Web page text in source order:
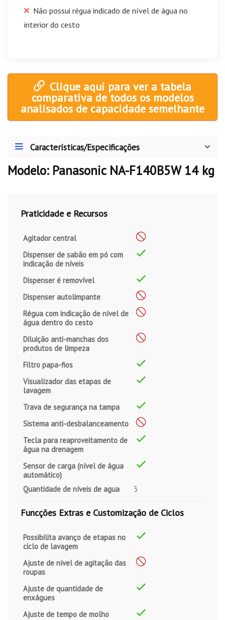
Não possui régua indicado de nível de água no
interior do cesto
Clique aqui para ver a tabela
comparativa de todos os modelos
analisados de capacidade semelhante
Características/Especificações
Modelo: Panasonic NA-F140B5W 14 kg
Praticidade e Recursos
Agitador central
Dispenser de sabão em pó com
indicação de níveis
Dispenser é removível
Dispenser autolimpante
Régua com indicação de nível de
água dentro do cesto
Diluição anti-manchas dos
produtos de limpeza
Filtro papa-fios
Visualizador das etapas de
lavagem
Trava de segurança na tampa
Sistema anti-desbalanceamento
Tecla para reaproveitamento de
água na drenagem
Sensor de carga (nível de água
automático)
Quantidade de níveis de agua
3
Funcções Extras e Customização de Ciclos
Possibilita avanço de etapas no
ciclo de lavagem
Ajuste de nível de agitação das
roupas
Ajuste de quantidade de
enxágues
Ajuste de tempo de molho